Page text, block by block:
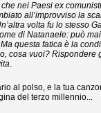
nei Paesi ex
all’improvviso la
volta fu lo stesso
di Natanaele: può
questa fatica è la
cosa vuoi? Rispondere
.
al polso, e la tua
del terzo millennio...